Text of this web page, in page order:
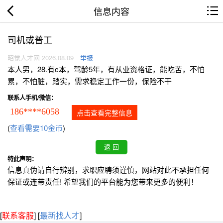
信息内容
司机或普工
昭觉人才网 2026.08.09 举报
本人男，28.有c本，驾龄5年，有从业资格证，能吃苦，不怕
累，不怕脏，踏实，需求稳定工作一份，保险不干
联系人手机/微信：
186****6058 点击查看完整信息
(查看需要10金币)
特此声明：
信息真伪请自行辨别，求职应聘须谨慎，网站对此不承担任何
保证或连带责任! 希望我们的平台能为您带来更多的便利！
[联系客服] [最新找人才]